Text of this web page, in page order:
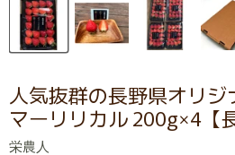
人気抜群の長野県オリ
マーリリカル 200g×4【
栄農人